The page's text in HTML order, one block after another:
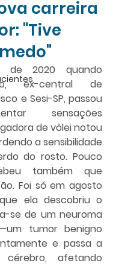
carreira
"Tive
de 2020 quando
ex-central de
e Sesi-SP, passou
sensações
de vôlei notou
a sensibilidade
do rosto. Pouco
também que
Foi só em agosto
ela descobriu o
se de um neuroma
tumor benigno
e passa a
afetando